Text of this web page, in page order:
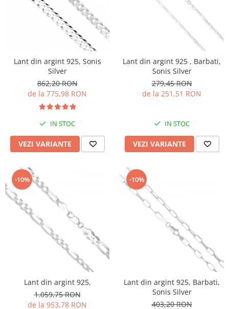
Lant din argint 925, Sonis
Silver
862,20 RON
de la 775,98 RON
IN STOC
VEZI VARIANTE
Lant din argint 925 , Barbati,
Sonis Silver
279,45 RON
de la 251,51 RON
IN STOC
VEZI VARIANTE
-10%
Lant din argint 925,
1.059,75 RON
de la 953,78 RON
-10%
Lant din argint 925, Barbati,
Sonis Silver
403,20 RON